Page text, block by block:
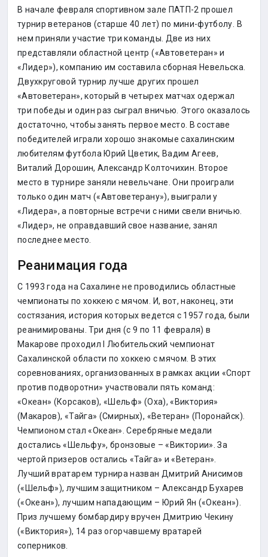
В начале февраля спортивном зале ПАТП-2 прошел
турнир ветеранов (старше 40 лет) по мини-футболу. В
нем приняли участие три команды. Две из них
представляли областной центр («Автоветеран» и
«Лидер»), компанию им составила сборная Невельска.
Двухкруговой турнир лучше других прошел
«Автоветеран», который в четырех матчах одержал
три победы и один раз сыграл вничью. Этого оказалось
достаточно, чтобы занять первое место. В составе
победителей играли хорошо знакомые сахалинским
любителям футбола Юрий Цветик, Вадим Агеев,
Виталий Дорошин, Александр Колточихин. Второе
место в турнире заняли невельчане. Они проиграли
только один матч («Автоветерану»), выиграли у
«Лидера», а повторные встречи с ними свели вничью.
«Лидер», не оправдавший свое название, занял
последнее место.
Реанимация года
С 1993 года на Сахалине не проводились областные
чемпионаты по хоккею с мячом. И, вот, наконец, эти
состязания, история которых ведется с 1957 года, были
реанимированы. Три дня (с 9 по 11 февраля) в
Макарове проходил I Любительский чемпионат
Сахалинской области по хоккею с мячом. В этих
соревнованиях, организованных в рамках акции «Спорт
против подворотни» участвовали пять команд:
«Океан» (Корсаков), «Шельф» (Оха), «Виктория»
(Макаров), «Тайга» (Смирных), «Ветеран» (Поронайск).
Чемпионом стал «Океан». Серебряные медали
достались «Шельфу», бронзовые – «Виктории». За
чертой призеров остались «Тайга» и «Ветеран».
Лучший вратарем турнира назван Дмитрий Анисимов
(«Шельф»), лучшим защитником – Александр Бухарев
(«Океан»), лучшим нападающим – Юрий Ян («Океан»).
Приз лучшему бомбардиру вручен Дмитрию Чекину
(«Виктория»), 14 раз огорчавшему вратарей
соперников.